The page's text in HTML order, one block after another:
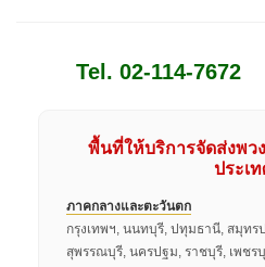
Tel. 02-114-7672
พื้นที่ให้บริการจัดส่งพ
ประเ
ภาคกลางและตะวันตก
กรุงเทพฯ, นนทบุรี, ปทุมธานี, สมุทร
สุพรรณบุรี, นครปฐม, ราชบุรี, เพชร